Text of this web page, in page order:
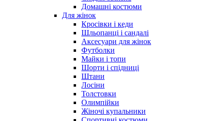
Домашні костюми
Для жінок
Кросівки і кеди
Шльопанці і сандалі
Аксесуари для жінок
Футболки
Майки і топи
Шорти і спідниці
Штани
Лосіни
Толстовки
Олимпійки
Жіночі купальники